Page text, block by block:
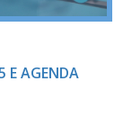
E AGENDA